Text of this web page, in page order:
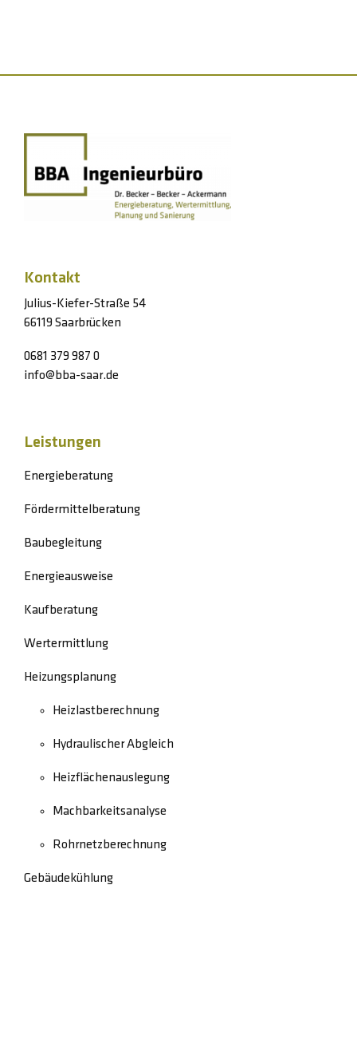
Kontakt
Julius-Kiefer-Straße 54
66119 Saarbrücken
0681 379 987 0
info@bba-saar.de
Leistungen
Energieberatung
Fördermittelberatung
Baubegleitung
Energieausweise
Kaufberatung
Wertermittlung
Heizungsplanung
Heizlastberechnung
Hydraulischer Abgleich
Heizflächenauslegung
Machbarkeitsanalyse
Rohrnetzberechnung
Gebäudekühlung